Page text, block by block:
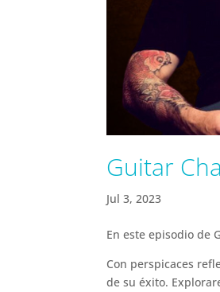
Guitar
Jul 3, 2023
En este episodio de
Con perspicaces
de su éxito.